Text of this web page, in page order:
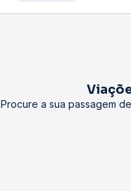
Procure a sua passagem